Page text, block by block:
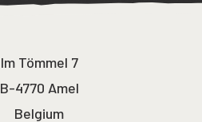
Im Tömmel 7
B-4770 Amel
Belgium